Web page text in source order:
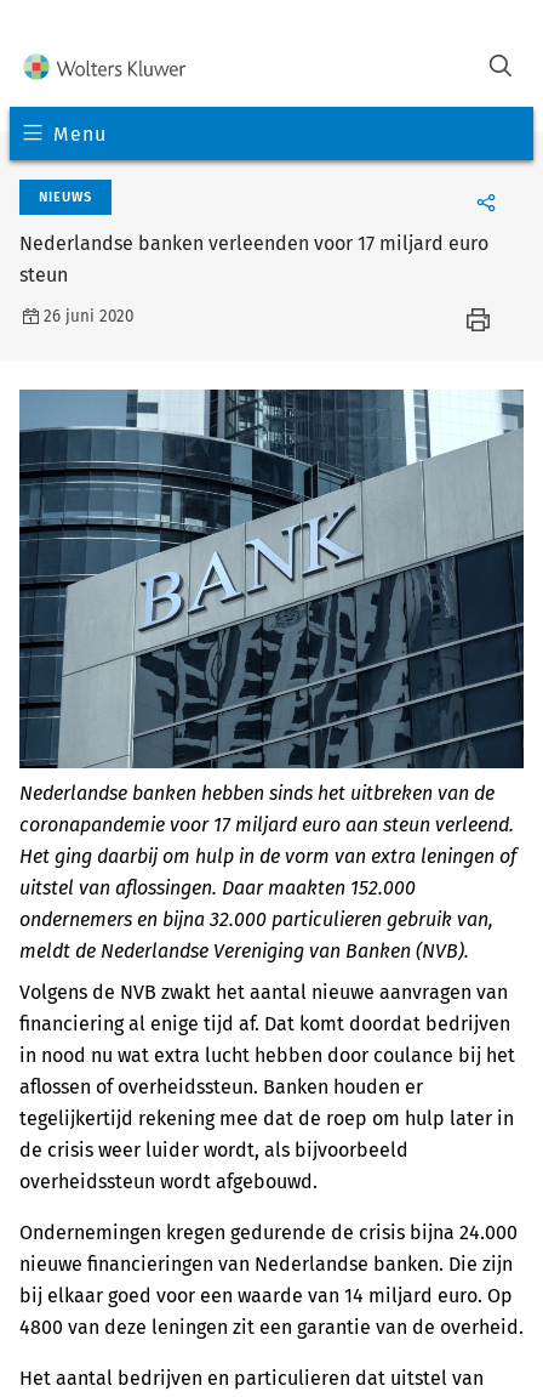
Menu
NIEUWS
Nederlandse banken verleenden voor 17 miljard euro
steun
26 juni 2020
Nederlandse banken hebben sinds het uitbreken van de
coronapandemie voor 17 miljard euro aan steun verleend.
Het ging daarbij om hulp in de vorm van extra leningen of
uitstel van aflossingen. Daar maakten 152.000
ondernemers en bijna 32.000 particulieren gebruik van,
meldt de Nederlandse Vereniging van Banken (NVB).
Volgens de NVB zwakt het aantal nieuwe aanvragen van
financiering al enige tijd af. Dat komt doordat bedrijven
in nood nu wat extra lucht hebben door coulance bij het
aflossen of overheidssteun. Banken houden er
tegelijkertijd rekening mee dat de roep om hulp later in
de crisis weer luider wordt, als bijvoorbeeld
overheidssteun wordt afgebouwd.
Ondernemingen kregen gedurende de crisis bijna 24.000
nieuwe financieringen van Nederlandse banken. Die zijn
bij elkaar goed voor een waarde van 14 miljard euro. Op
4800 van deze leningen zit een garantie van de overheid.
Het aantal bedrijven en particulieren dat uitstel van